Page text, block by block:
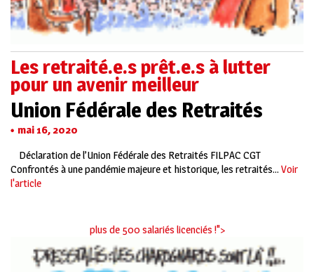
Les retraité.e.s prêt.e.s à lutter
pour un avenir meilleur
Union Fédérale des Retraités
mai 16, 2020
Déclaration de l’Union Fédérale des Retraités FILPAC CGT
Confrontés à une pandémie majeure et historique, les retraités... Voir
l'article
plus de 500 salariés licenciés !">